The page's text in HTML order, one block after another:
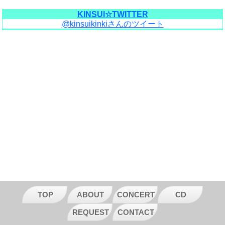
KINSUI☆TWITTER
@kinsuikinkiさんのツイート
TOP ABOUT CONCERT CD
REQUEST CONTACT